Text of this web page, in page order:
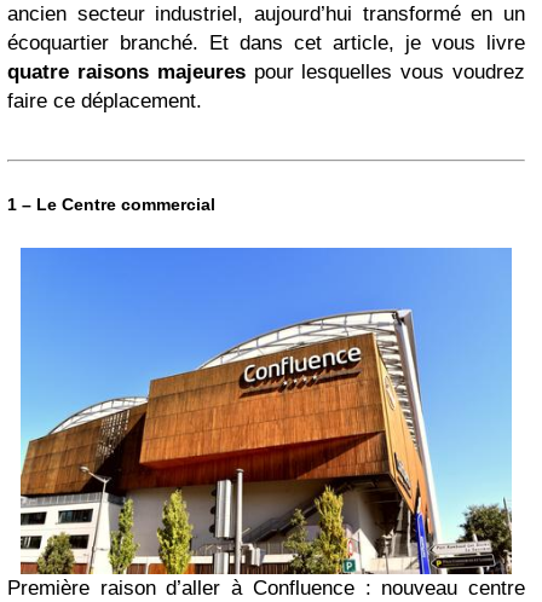
ancien secteur industriel, aujourd’hui transformé en un
écoquartier branché. Et dans cet article, je vous livre
quatre raisons majeurespour lesquelles vous voudrez
faire ce déplacement.
1 – Le Centre commercial
Première raison d’aller à Confluence : nouveau centre